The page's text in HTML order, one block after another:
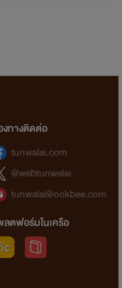
งทางติดต่อ
tunwalai.com
@webtunwalai
tunwalai@ookbee.com
ลตฟอร์มในเครือ